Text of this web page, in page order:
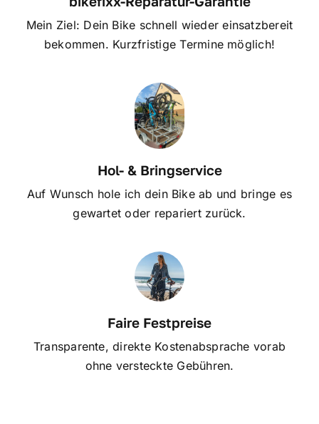
Mein Ziel: Dein Bike schnell wieder einsatzbereit
bekommen. Kurzfristige Termine möglich!
Hol- & Bringservice
Auf Wunsch hole ich dein Bike ab und bringe es
gewartet oder repariert zurück.
Faire Festpreise
Transparente, direkte Kostenabsprache vorab
ohne versteckte Gebühren.